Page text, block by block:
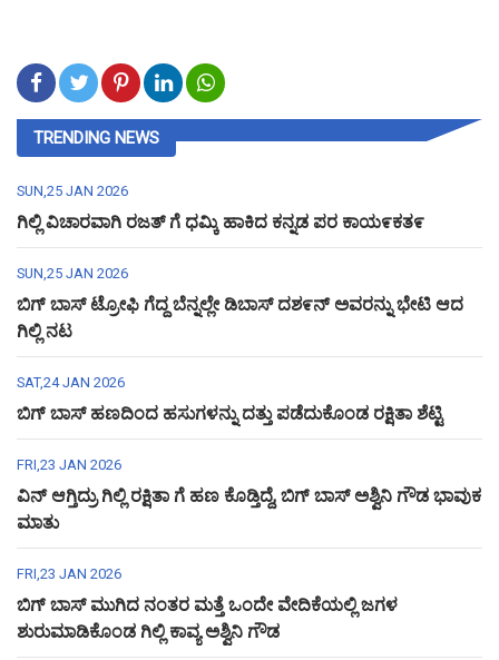
TRENDING NEWS
SUN,25 JAN 2026
ಗಿಲ್ಲಿ ವಿಚಾರವಾಗಿ ರಜತ್ ಗೆ ಧಮ್ಕಿ ಹಾಕಿದ ಕನ್ನಡ ಪರ ಕಾಯ೯ಕತ೯
SUN,25 JAN 2026
ಬಿಗ್ ಬಾಸ್ ಟ್ರೋಫಿ ಗೆದ್ದ ಬೆನ್ನಲ್ಲೇ ಡಿಬಾಸ್ ದಶ೯ನ್ ಅವರನ್ನು ಭೇಟಿ ಆದ
ಗಿಲ್ಲಿ ನಟ
SAT,24 JAN 2026
ಬಿಗ್ ಬಾಸ್ ಹಣದಿಂದ ಹಸುಗಳನ್ನು ದತ್ತು ಪಡೆದುಕೊಂಡ ರಕ್ಷಿತಾ ಶೆಟ್ಟಿ
FRI,23 JAN 2026
ವಿನ್ ಆಗ್ತಿದ್ರು ಗಿಲ್ಲಿ ರಕ್ಷಿತಾ ಗೆ ಹಣ ಕೊಡ್ತಿದ್ದೆ, ಬಿಗ್ ಬಾಸ್ ಅಶ್ವಿನಿ ಗೌಡ ಭಾವುಕ
ಮಾತು
FRI,23 JAN 2026
ಬಿಗ್ ಬಾಸ್ ಮುಗಿದ ನಂತರ ಮತ್ತೆ ಒಂದೇ ವೇದಿಕೆಯಲ್ಲಿ ಜಗಳ
ಶುರುಮಾಡಿಕೊಂಡ ಗಿಲ್ಲಿ ಕಾವ್ಯ ಅಶ್ವಿನಿ ಗೌಡ